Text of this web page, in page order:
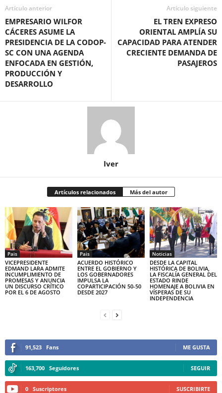
Artículo anterior
EMPRESARIO WILFOR
CÁCERES ASUME LA
PRESIDENCIA DE LA CODOP-
SC CON UNA AGENDA
ENFOCADA EN GESTIÓN,
PRODUCCIÓN Y
DESARROLLO
Artículo siguiente
EL TREN EXPRESO
ORIENTAL AMPLÍA SU
CAPACIDAD PARA ATENDER
CRECIENTE DEMANDA DE
PASAJEROS
Iver
Artículos relacionados Más del autor
Pais
VICEPRESIDENTE
EDMAND LARA ADMITE
INCUMPLIMIENTO DE
PROMESAS Y ANUNCIA
UN DISCURSO CRÍTICO
POR EL 6 DE AGOSTO
Pais
ACUERDO HISTÓRICO
ENTRE EL GOBIERNO Y
LOS GOBERNADORES
IMPULSA LA
COPARTICIPACIÓN 50-50
DESDE 2027
Noticias
DESDE LA CAPITAL
HISTÓRICA DE BOLIVIA,
LA FISCALÍA GENERAL DEL
ESTADO RINDE
HOMENAJE A BOLIVIA EN
VÍSPERAS DE SU
INDEPENDENCIA
91,523 Fans ME GUSTA
163,700 Seguidores SEGUIR
0 Suscriptores SUSCRIBIRTE